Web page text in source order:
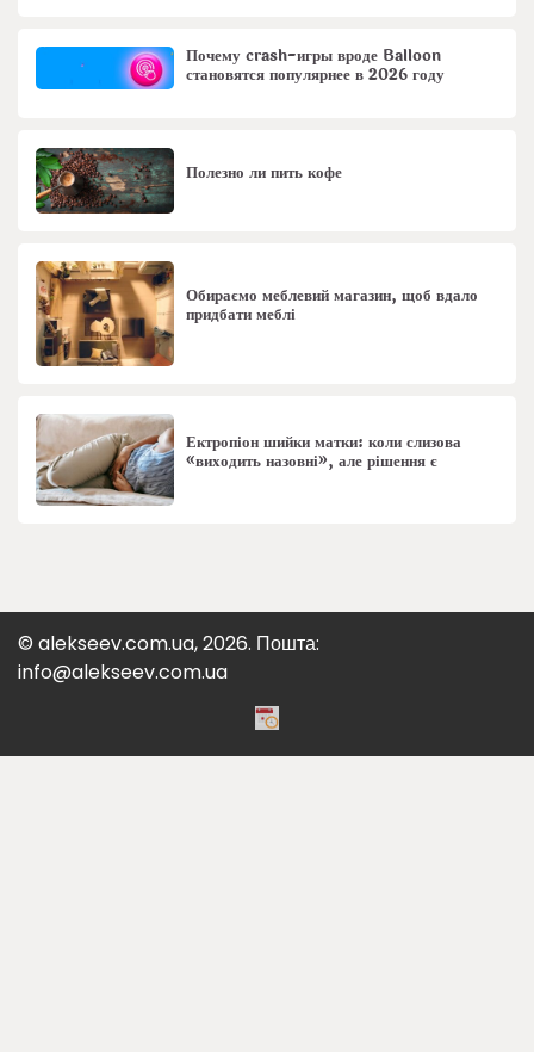
Почему crash-игры вроде Balloon
становятся популярнее в 2026 году
Полезно ли пить кофе
Обираємо меблевий магазин, щоб вдало
придбати меблі
Ектропіон шийки матки: коли слизова
«виходить назовні», але рішення є
© alekseev.com.ua, 2026. Пошта:
info@alekseev.com.ua